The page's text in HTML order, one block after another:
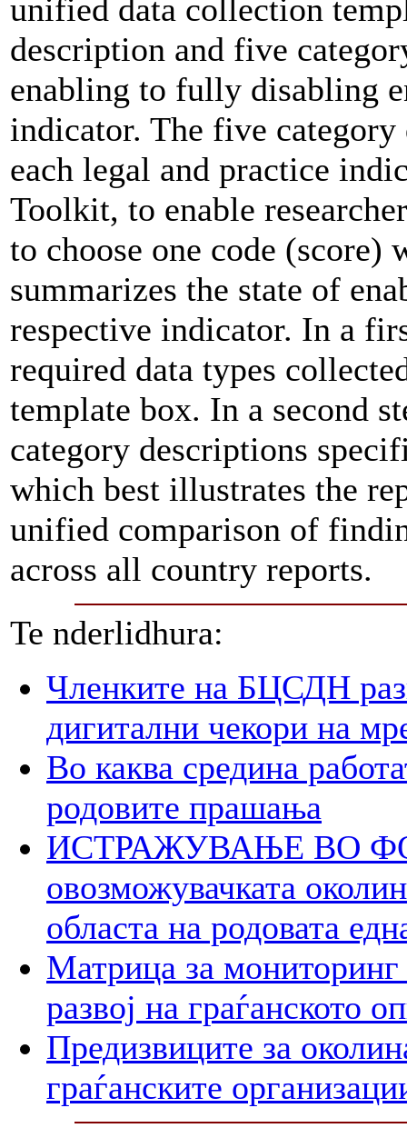
unified data collection
description and five
enabling to fully disabling
indicator. The five
each legal and practice
Toolkit, to enable
to choose one code (score)
summarizes the state of
respective indicator. In a
required data types
template box. In a second
category descriptions
which best illustrates the
unified comparison of
across all country reports.
Te nderlidhura:
Членките на БЦСДН
дигитални чекори на
Во каква средина
родовите прашања
ИСТРАЖУВАЊЕ ВО
овозможувачката
областа на родовата
Матрица за мониторинг
развој на граѓанското
Предизвиците за
граѓанските